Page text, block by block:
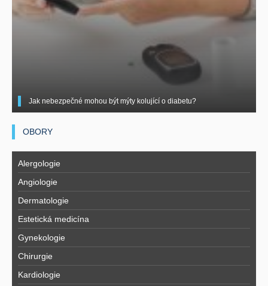
Jak nebezpečné mohou být mýty kolující o diabetu?
OBORY
Alergologie
Angiologie
Dermatologie
Estetická medicína
Gynekologie
Chirurgie
Kardiologie